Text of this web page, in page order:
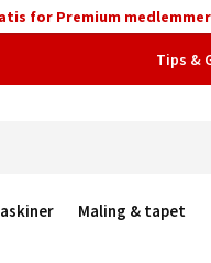
for Premium
Tips &
Maling & tapet